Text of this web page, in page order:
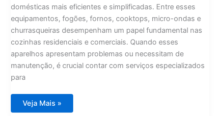
domésticas mais eficientes e simplificadas. Entre esses
equipamentos, fogões, fornos, cooktops, micro-ondas e
churrasqueiras desempenham um papel fundamental nas
cozinhas residenciais e comerciais. Quando esses
aparelhos apresentam problemas ou necessitam de
manutenção, é crucial contar com serviços especializados
para
Assistência
Técnica
Veja Mais »